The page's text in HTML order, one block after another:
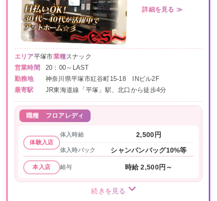
詳細を見る ≫
エリア平塚市業種スナック
営業時間
20：00～LAST
勤務地
神奈川県平塚市紅谷町15-18 INビル2F
最寄駅
JR東海道線「平塚」駅、北口から徒歩4分
職種 フロアレディ
体験入店
体入時給 2,500円
体入時バック シャンパンバッグ10%等
本入店 給与 時給 2,500円～
続きを見る